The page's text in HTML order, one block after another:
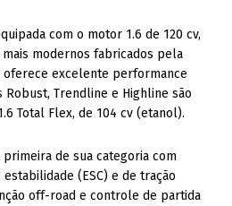
com o motor 1.6 de 120 cv,
mais modernos fabricados pela
oferece excelente performance
Robust, Trendline e Highline são
Total Flex, de 104 cv (etanol).
primeira de sua categoria com
(ESC) e de tração
off-road e controle de partida